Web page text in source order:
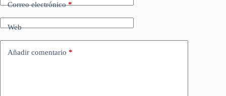
Correo electrónico*
Web
Añadir comentario *